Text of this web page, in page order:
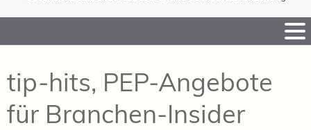
to
tip-hits, PEP-Angebote
für Branchen-Insider